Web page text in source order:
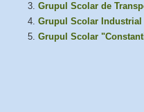
Grupul Scolar de
Grupul Scolar
Grupul Scolar